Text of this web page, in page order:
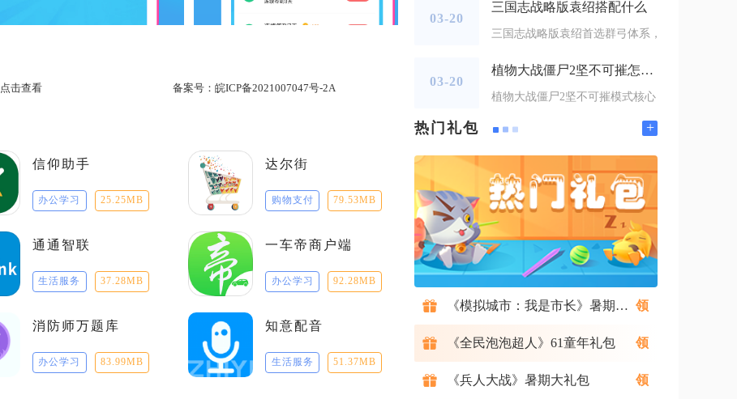
点击查看 备案号： 皖ICP备2021007047号-2A
信仰助手
办公学习 25.25MB
达尔街
购物支付 79.53MB
通通智联
生活服务 37.28MB
一车帝商户端
办公学习 92.28MB
消防师万题库
办公学习 83.99MB
知意配音
生活服务 51.37MB
03-20
三国志战略版袁绍搭配什么
三国志战略版袁绍首选群弓体系，
03-20
植物大战僵尸2坚不可摧怎么过
植物大战僵尸2坚不可摧模式核心
热门礼包 +
《模拟城市：我是市长》暑期礼包
《全民泡泡超人》61童年礼包
《兵人大战》暑期大礼包